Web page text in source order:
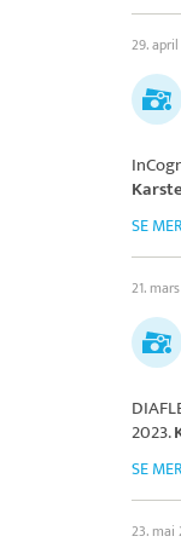
29.
SE
21.
2023.
SE
23. mai